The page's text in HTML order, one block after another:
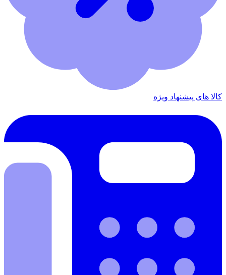
کالا های پیشنهاد ویژه